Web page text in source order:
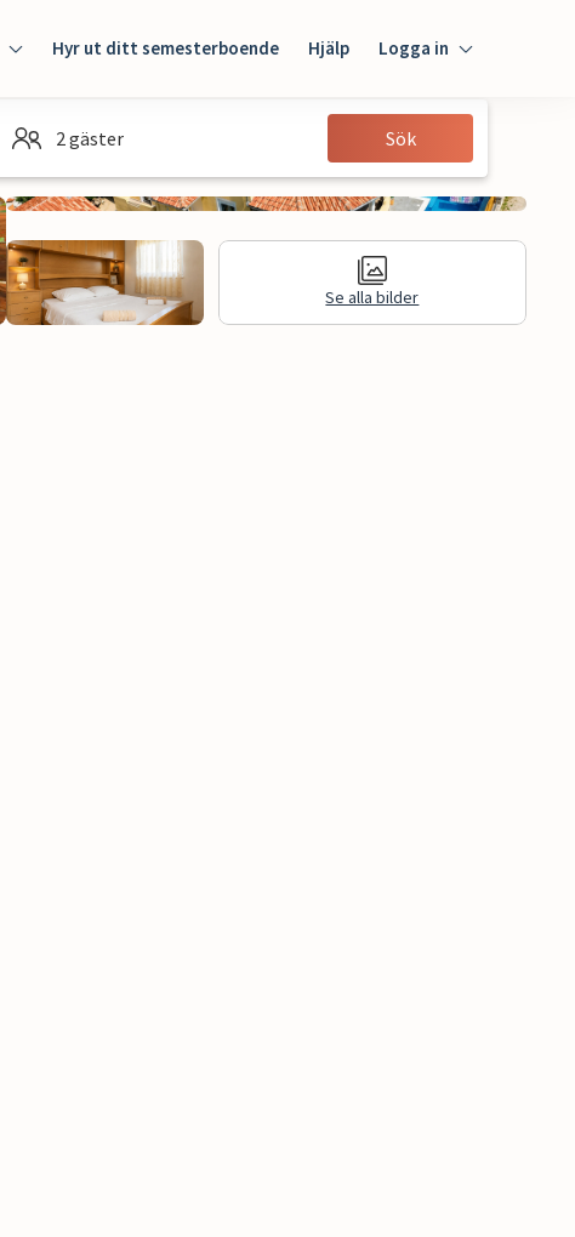
Hyr ut ditt semesterboende Hjälp Logga in
Gäst
2 gäster Sök
Se alla bilder